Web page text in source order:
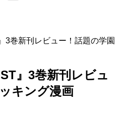
3巻新刊レビュー！話題の学園
』3巻新刊レビュ
キング漫画